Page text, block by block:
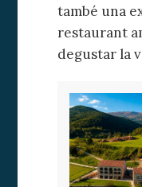
també una
restaurant
degustar la